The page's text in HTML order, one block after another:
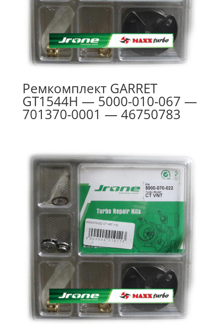
Ремкомплект GARRET
GT1544H — 5000-010-067 —
701370-0001 — 46750783